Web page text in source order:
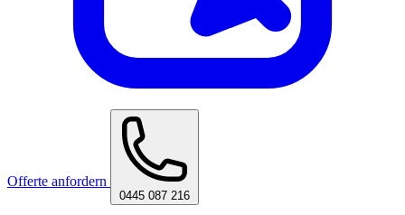
Offerte anfordern
0445 087 216